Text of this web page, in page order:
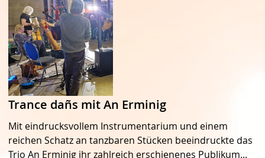
Trance dañs mit An Erminig
Mit eindrucksvollem Instrumentarium und einem
reichen Schatz an tanzbaren Stücken beeindruckte das
Trio An Erminig ihr zahlreich erschienenes Publikum...